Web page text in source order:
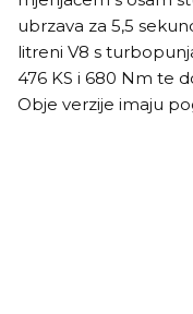
ubrzava za 5,5
litreni V8 s
476 KS i 680 Nm te
Obje verzije imaju